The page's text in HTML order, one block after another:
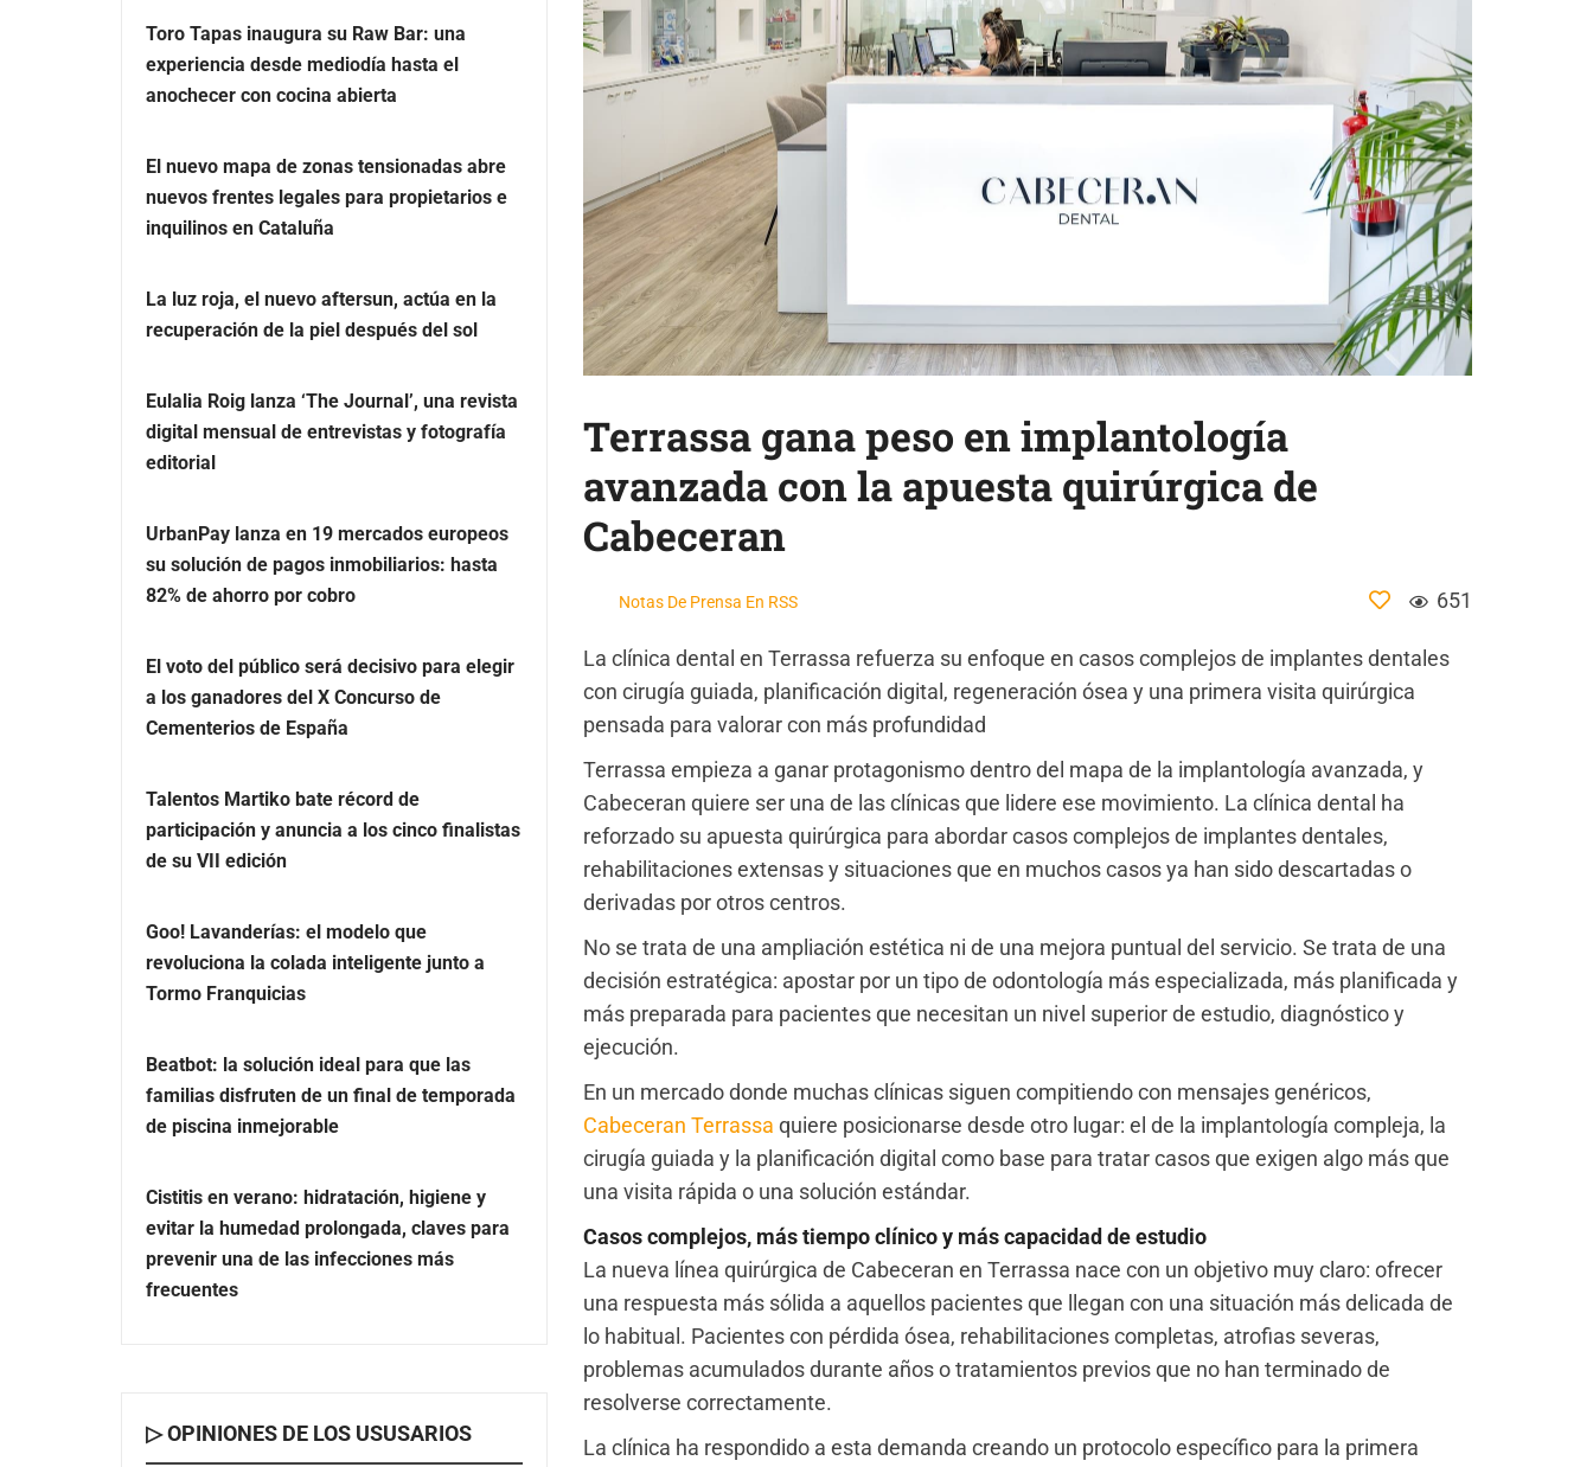
Terrassa gana peso en implantología
avanzada con la apuesta quirúrgica de
Cabeceran
Notas De Prensa En RSS 651
La clínica dental en Terrassa refuerza su enfoque en casos complejos de implantes dentales
con cirugía guiada, planificación digital, regeneración ósea y una primera visita quirúrgica
pensada para valorar con más profundidad
Terrassa empieza a ganar protagonismo dentro del mapa de la implantología avanzada, y
Cabeceran quiere ser una de las clínicas que lidere ese movimiento. La clínica dental ha
reforzado su apuesta quirúrgica para abordar casos complejos de implantes dentales,
rehabilitaciones extensas y situaciones que en muchos casos ya han sido descartadas o
derivadas por otros centros.
No se trata de una ampliación estética ni de una mejora puntual del servicio. Se trata de una
decisión estratégica: apostar por un tipo de odontología más especializada, más planificada y
más preparada para pacientes que necesitan un nivel superior de estudio, diagnóstico y
ejecución.
En un mercado donde muchas clínicas siguen compitiendo con mensajes genéricos,
Cabeceran Terrassa quiere posicionarse desde otro lugar: el de la implantología compleja, la
cirugía guiada y la planificación digital como base para tratar casos que exigen algo más que
una visita rápida o una solución estándar.
Casos complejos, más tiempo clínico y más capacidad de estudio
La nueva línea quirúrgica de Cabeceran en Terrassa nace con un objetivo muy claro: ofrecer
una respuesta más sólida a aquellos pacientes que llegan con una situación más delicada de
lo habitual. Pacientes con pérdida ósea, rehabilitaciones completas, atrofias severas,
problemas acumulados durante años o tratamientos previos que no han terminado de
resolverse correctamente.
La clínica ha respondido a esta demanda creando un protocolo específico para la primera
Toro Tapas inaugura su Raw Bar: una
experiencia desde mediodía hasta el
anochecer con cocina abierta
El nuevo mapa de zonas tensionadas abre
nuevos frentes legales para propietarios e
inquilinos en Cataluña
La luz roja, el nuevo aftersun, actúa en la
recuperación de la piel después del sol
Eulalia Roig lanza ‘The Journal’, una revista
digital mensual de entrevistas y fotografía
editorial
UrbanPay lanza en 19 mercados europeos
su solución de pagos inmobiliarios: hasta
82% de ahorro por cobro
El voto del público será decisivo para elegir
a los ganadores del X Concurso de
Cementerios de España
Talentos Martiko bate récord de
participación y anuncia a los cinco finalistas
de su VII edición
Goo! Lavanderías: el modelo que
revoluciona la colada inteligente junto a
Tormo Franquicias
Beatbot: la solución ideal para que las
familias disfruten de un final de temporada
de piscina inmejorable
Cistitis en verano: hidratación, higiene y
evitar la humedad prolongada, claves para
prevenir una de las infecciones más
frecuentes
▷ OPINIONES DE LOS USUSARIOS